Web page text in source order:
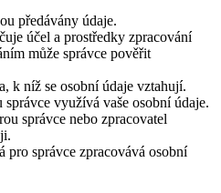
předávány údaje.
účel a prostředky zpracování
může správce pověřit
k níž se osobní údaje vztahují.
využívá vaše osobní údaje.
správce nebo zpracovatel
pro správce zpracovává osobní